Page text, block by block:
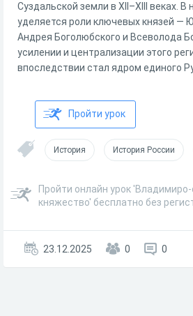
Суздальской земли в XII–XIII веках.
уделяется роли ключевых князей —
Андрея Боголюбского и Всеволода
усилении и централизации этого
впоследствии стал ядром единого
Пройти урок
История История России
Пройти онлайн урок
княжество' бесплатно без
23.12.2025 0 0